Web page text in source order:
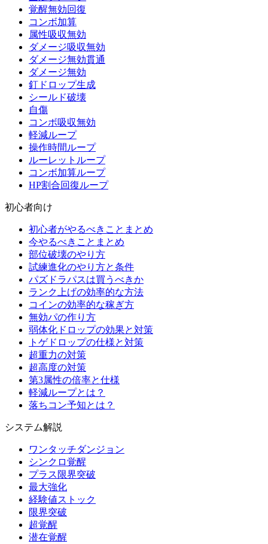
覚醒無効回復
コンボ加算
属性吸収無効
ダメージ吸収無効
ダメージ無効貫通
ダメージ無効
釘ドロップ生成
シールド破壊
自傷
コンボ吸収無効
軽減ループ
操作時間ループ
ルーレットループ
コンボ加算ループ
HP割合回復ループ
初心者向け
初心者がやるべきことまとめ
今やるべきことまとめ
部位破壊のやり方
試練進化のやり方と条件
パズドラパスは買うべきか
ランク上げの効率的な方法
コインの効率的な稼ぎ方
無効パの作り方
弱体化ドロップの効果と対策
トゲドロップの仕様と対策
超重力の対策
超高度の対策
第3属性の倍率と仕様
軽減ループとは？
落ちコン予知とは？
システム解説
ワンタッチダンジョン
シンクロ覚醒
プラス限界突破
最大強化
経験値ストック
限界突破
超覚醒
潜在覚醒